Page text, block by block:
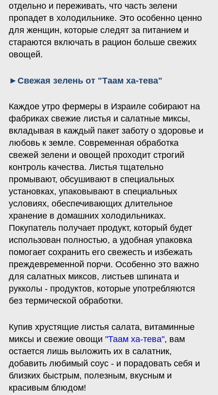
отдельно и переживать, что часть зелени
пропадет в холодильнике. Это особенно ценно
для женщин, которые следят за питанием и
стараются включать в рацион больше свежих
овощей.
►Свежая зелень от "Таам ха-тева"
Каждое утро фермеры в Израиле собирают на
фабриках свежие листья и салатные миксы,
вкладывая в каждый пакет заботу о здоровье и
любовь к земле. Современная обработка
свежей зелени и овощей проходит строгий
контроль качества. Листья тщательно
промывают, обсушивают в специальных
установках, упаковывают в специальных
условиях, обеспечивающих длительное
хранение в домашних холодильниках.
Покупатель получает продукт, который будет
использован полностью, а удобная упаковка
помогает сохранить его свежесть и избежать
преждевременной порчи. Особенно это важно
для салатных миксов, листьев шпината и
рукколы - продуктов, которые употребляются
без термической обработки.
Купив хрустящие листья салата, витаминные
миксы и свежие овощи "Таам ха-тева", вам
остается лишь выложить их в салатник,
добавить любимый соус - и порадовать себя и
близких быстрым, полезным, вкусным и
красивым блюдом!